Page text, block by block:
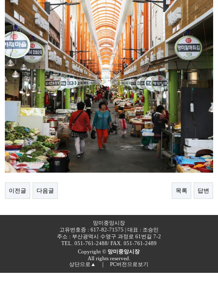
이전글 다음글 목록 답변
망미중앙시장
고유번호증 : 617-82-71575 | 대표 : 조승민
주소 : 부산광역시 수영구 과정로 61번길 7-2​
TEL. 051-761-2488/ FAX. 051-761-2489
Copyright © 망미중앙시장
All rights reserved.
상단으로▲
｜PC버전으로보기